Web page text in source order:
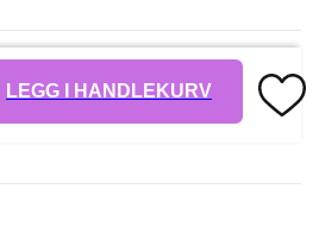
LEGG I HANDLEKURV